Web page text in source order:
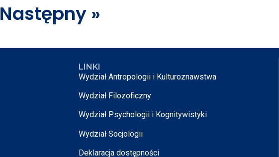
Następny »
LINKI
Wydział Antropologii i Kulturoznawstwa
Wydział Filozoficzny
Wydział Psychologii i Kognitywistyki
Wydział Socjologii
Deklaracja dostępności